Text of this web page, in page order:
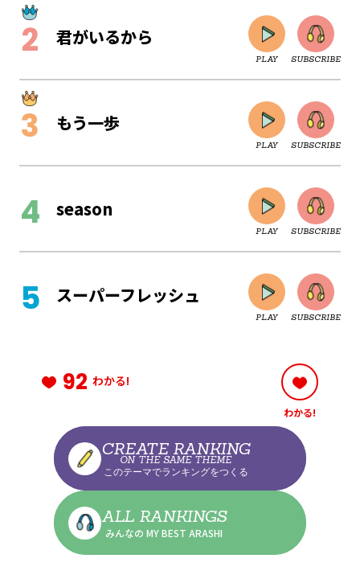
君がいるから
PLAY SUBSCRIBE
もう一歩
PLAY SUBSCRIBE
season
PLAY SUBSCRIBE
CLOSE
スーパーフレッシュ
PLAY SUBSCRIBE
CLOSE
92 わかる!
わかる!
CREATE RANKING
ON THE SAME THEME
このテーマでランキングをつくる
ALL RANKINGS
みんなの MY BEST ARASHI